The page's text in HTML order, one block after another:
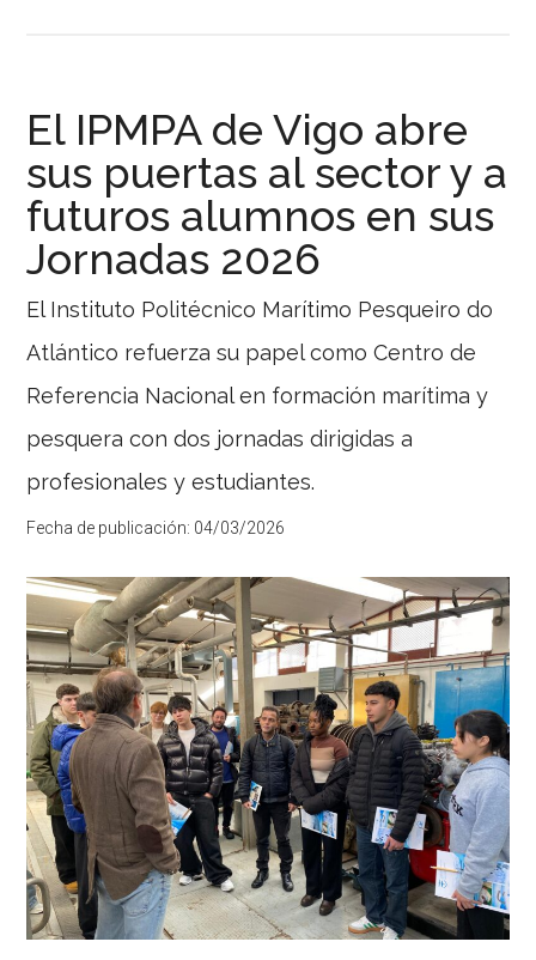
‘Informe
de
Impacto
2025’
y
refuerza
liderazgo
en
oceánica
El
español
plantilla
un
56%
en
2025,
superando
los
300
empleados,
y
presta
servicio
a
más
de
10.000
clientes
El IPMPA de Vigo abre
sus puertas al sector y a
futuros alumnos en sus
Jornadas 2026
El Instituto Politécnico Marítimo Pesqueiro do
Atlántico refuerza su papel como Centro de
Referencia Nacional en formación marítima y
pesquera con dos jornadas dirigidas a
profesionales y estudiantes.
Fecha de publicación: 04/03/2026